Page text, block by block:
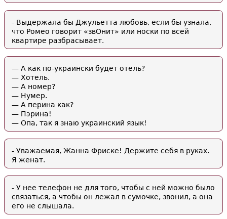
- Выдержала бы Джульетта любовь, если бы узнала,
что Ромео говорит «звОнит» или носки по всей
квартире разбрасывает.
— А как по-украински будет отель?
— Хотель.
— А номер?
— Нумер.
— А перина как?
— Пэрина!
— Опа, так я знаю украинский язык!
- Уважаемая, Жанна Фриске! Держите себя в руках.
Я женат.
- У нее телефон не для того, чтобы с ней можно было
связаться, а чтобы он лежал в сумочке, звонил, а она
его не слышала.